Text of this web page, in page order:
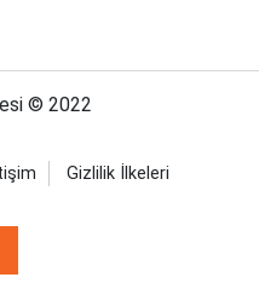
© 2022
Gizlilik İlkeleri